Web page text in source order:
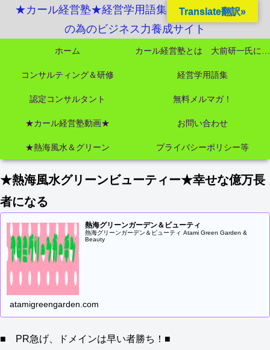
★カール経営塾★経営学用語集起業独立成功MBA
の為のビジネス力養成サイト
ホーム
コンサルティング＆研修 経営学用語集
認定コンサルタント 無料メルマガ！
★カール経営塾動画★ お問い合わせ
★熱海風水＆グリーン プライバシーポリシー等
★熱海風水グリーンビューティー★幸せな億万長
者になる
熱海グリーンガーデン＆ビューティ
熱海グリーンガーデン＆ビューティ Atami Green Garden &
Beauty
atamigreengarden.com
■ PR急げ、ドメインは早い者勝ち！■
Translate翻訳»